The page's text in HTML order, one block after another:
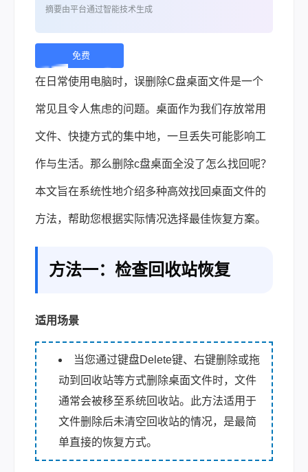
摘要由平台通过智能技术生成
免费
下
载 |
在日常使用电脑时，误删除C盘桌面文件是一个
常见且令人焦虑的问题。桌面作为我们存放常用
文件、快捷方式的集中地，一旦丢失可能影响工
作与生活。那么删除c盘桌面全没了怎么找回呢？
本文旨在系统性地介绍多种高效找回桌面文件的
方法，帮助您根据实际情况选择最佳恢复方案。
方法一：检查回收站恢复
适用场景
当您通过键盘Delete键、右键删除或拖
动到回收站等方式删除桌面文件时，文件
通常会被移至系统回收站。此方法适用于
文件删除后未清空回收站的情况，是最简
单直接的恢复方式。